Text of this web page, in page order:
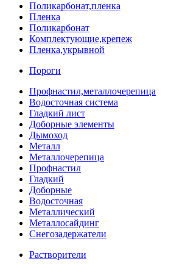
Поликарбонат,пленка
Пленка
Поликарбонат
Комплектующие,крепеж
Пленка,укрывной
Пороги
Профнастил,металлочерепица
Водосточная система
Гладкий лист
Доборные элементы
Дымоход
Металл
Металлочерепица
Профнастил
Гладкий
Доборные
Водосточная
Металлический
Металлосайдинг
Снегозадержатели
Растворители